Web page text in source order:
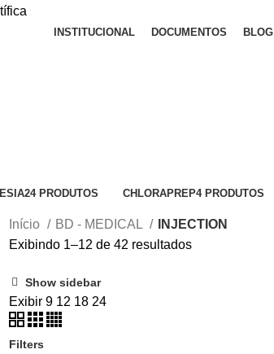
INSTITUCIONAL DOCUMENTOS BLOG
24 PRODUTOS CHLORAPREP4 PRODUTOS
Início BD - MEDICAL
INJECTION
Exibindo 1–12 de 42 resultados
Show sidebar
Exibir 9 12 18 24
Filters